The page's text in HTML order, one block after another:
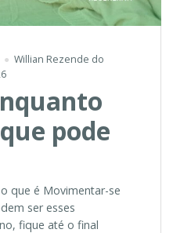
Willian Rezende do
pode
que é Movimentar-se
ser esses
fique até o final